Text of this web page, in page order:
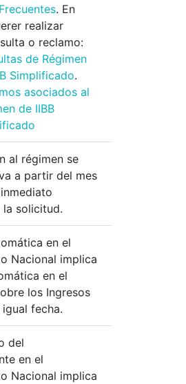
. En
realizar
o reclamo:
de Régimen
Simplificado.
asociados al
de IIBB
al régimen se
a partir del mes
solicitud.
en el
Nacional implica
en el
los Ingresos
fecha.
del
en el
Nacional implica